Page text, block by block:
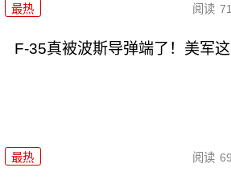
最热 阅读
F-35真被波斯导弹端了！美军
最热 阅读